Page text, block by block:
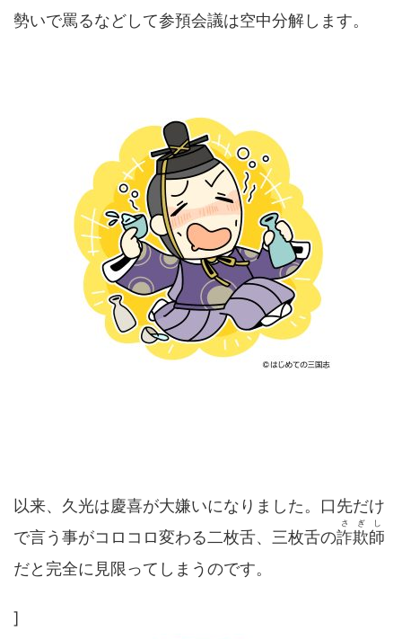
勢いで罵るなどして参預会議は空中分解します。
以来、久光は慶喜が大嫌いになりました。口先だけ
で言う事がコロコロ変わる二枚舌、三枚舌の詐欺師
さぎし
だと完全に見限ってしまうのです。
]